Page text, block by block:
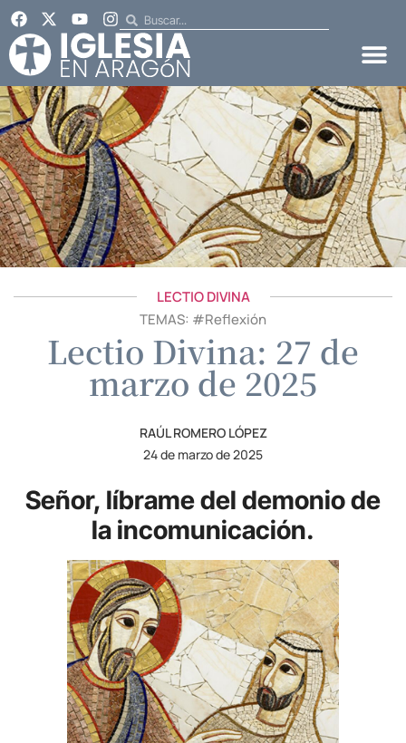
LECTIO DIVINA
TEMAS: #Reflexión
Lectio Divina: 27 de
marzo de 2025
RAÚL ROMERO LÓPEZ
24 de marzo de 2025
Señor, líbrame del demonio de
la incomunicación.